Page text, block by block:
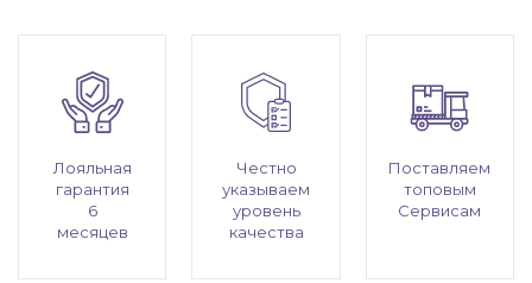
Лояльная
гарантия
6
месяцев
Честно
указываем
уровень
качества
Поставляем
топовым
Сервисам